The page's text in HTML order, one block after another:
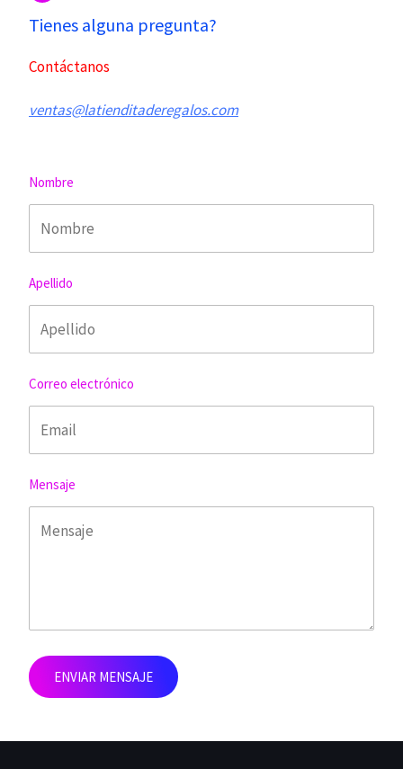
Tienes alguna pregunta?
Contáctanos
ventas@latienditaderegalos.com
Nombre
Apellido
Correo electrónico
Mensaje
ENVIAR MENSAJE